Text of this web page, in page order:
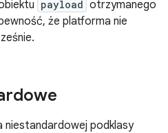
payload otrzymanego
że platforma nie
niestandardowej podklasy